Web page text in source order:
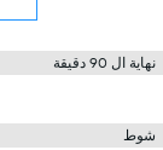
نهاية ال 90 دقيقة
شوط